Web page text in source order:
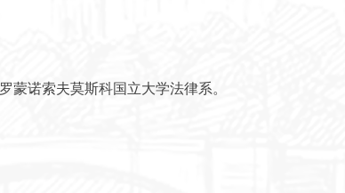
蒙诺索夫莫斯科国立大学法律系。